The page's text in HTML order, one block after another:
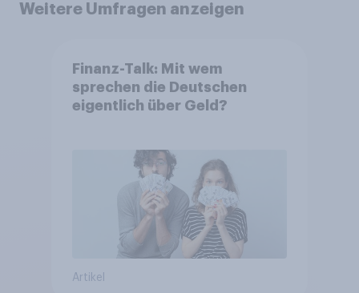
Weitere Umfragen anzeigen
Finanz-Talk: Mit wem
sprechen die Deutschen
eigentlich über Geld?
Artikel